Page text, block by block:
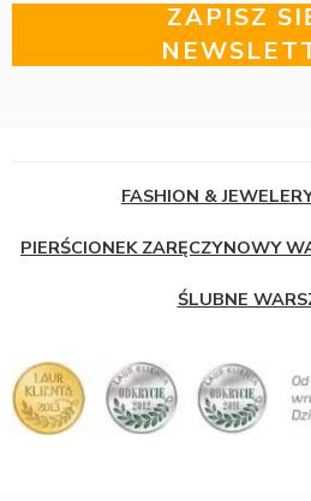
ZAPISZ
FASHION &
PIERŚCIONEK ZARĘCZYNOWY
ŚLUBNE